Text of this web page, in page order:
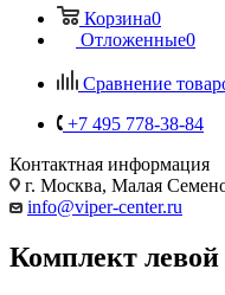
Корзина0
Отложенные0
Сравнение
+7 495 778-38-84
Контактная информация
г. Москва, Малая
info@viper-center.ru
Комплект